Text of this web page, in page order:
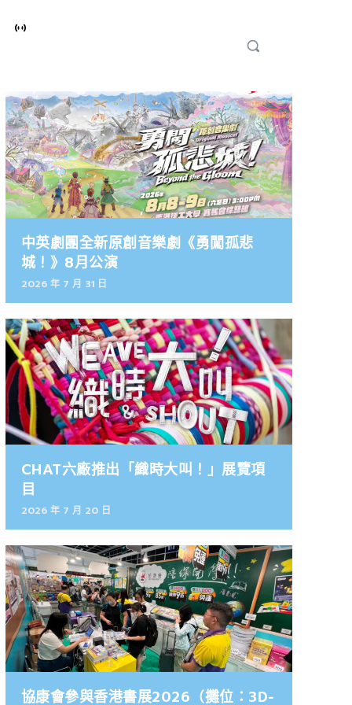
中英劇團全新原創音樂劇《勇闖孤悲
城！》8月公演
2026 年 7 月 31 日
CHAT六廠推出「織時大叫！」展覽項
目
2026 年 7 月 20 日
協康會參與香港書展2026（攤位：3D-